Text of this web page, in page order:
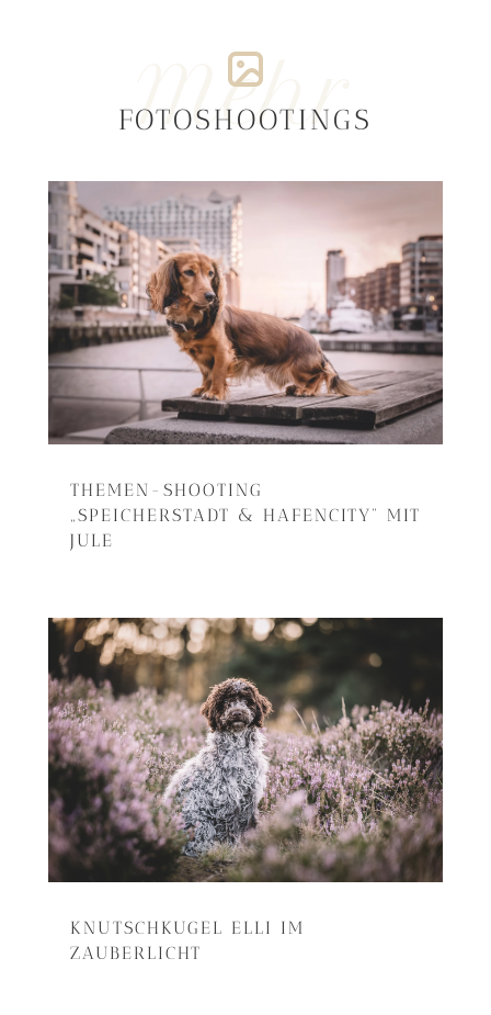
Mehr
FOTOSHOOTINGS
THEMEN-SHOOTING
„SPEICHERSTADT & HAFENCITY“ MIT
JULE
KNUTSCHKUGEL ELLI IM
ZAUBERLICHT